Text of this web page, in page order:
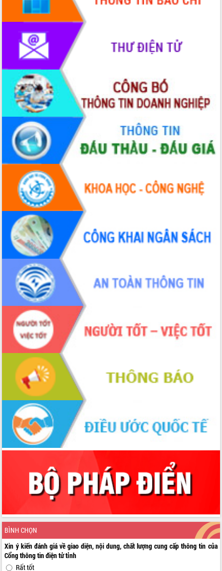
BÌNH CHỌN
Xin ý kiến đánh giá về giao diện, nội dung, chất lượng cung cấp thông tin của
Cổng thông tin điện tử tỉnh
Rất tốt